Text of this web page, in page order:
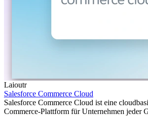
Laioutr
Salesforce Commerce Cloud
Salesforce Commerce Cloud ist eine
Commerce-Plattform für Unternehmen jeder